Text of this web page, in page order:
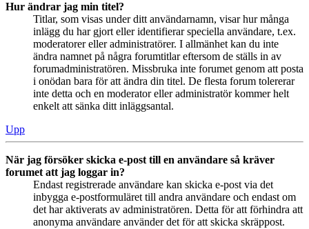
Hur ändrar jag min titel?
Titlar, som visas under ditt användarnamn, visar hur många
inlägg du har gjort eller identifierar speciella användare, t.ex.
moderatorer eller administratörer. I allmänhet kan du inte
ändra namnet på några forumtitlar eftersom de ställs in av
forumadministratören. Missbruka inte forumet genom att posta
i onödan bara för att ändra din titel. De flesta forum tolererar
inte detta och en moderator eller administratör kommer helt
enkelt att sänka ditt inläggsantal.
Upp
När jag försöker skicka e-post till en användare så kräver
forumet att jag loggar in?
Endast registrerade användare kan skicka e-post via det
inbygga e-postformuläret till andra användare och endast om
det har aktiverats av administratören. Detta för att förhindra att
anonyma användare använder det för att skicka skräppost.